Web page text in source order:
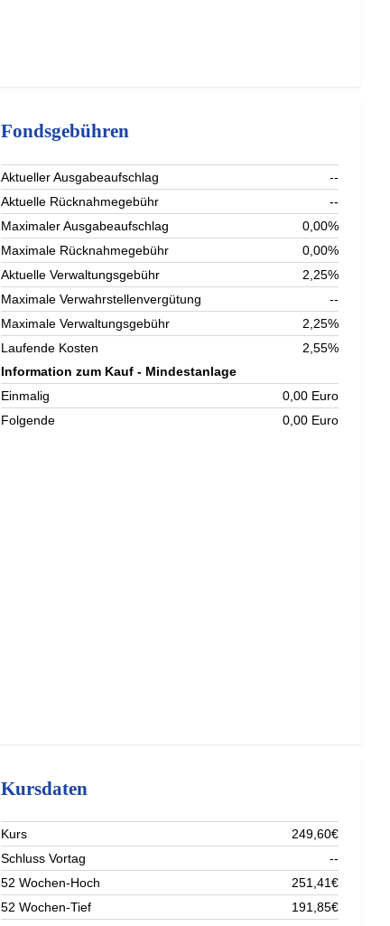
Fondsgebühren
Aktueller Ausgabeaufschlag
--
Aktuelle Rücknahmegebühr
--
Maximaler Ausgabeaufschlag
0,00%
Maximale Rücknahmegebühr
0,00%
Aktuelle Verwaltungsgebühr
2,25%
Maximale Verwahrstellenvergütung
--
Maximale Verwaltungsgebühr
2,25%
Laufende Kosten
2,55%
Information zum Kauf - Mindestanlage
Einmalig
0,00 Euro
Folgende
0,00 Euro
Kursdaten
Kurs
249,60€
Schluss Vortag
--
52 Wochen-Hoch
251,41€
52 Wochen-Tief
191,85€